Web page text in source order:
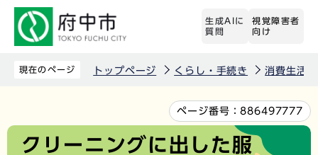
先
生成AIに
質問
視覚障害者
向け
現在のページ トップページ くらし・手続き 消費生活
文
ページ番号：886497777
クリーニングに出した服